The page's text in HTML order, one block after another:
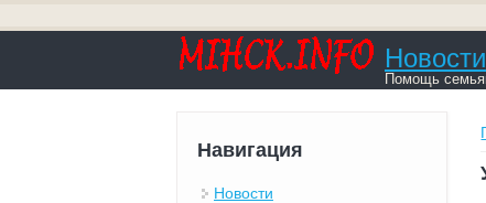
Новости
Помощь
Навигация
Новости